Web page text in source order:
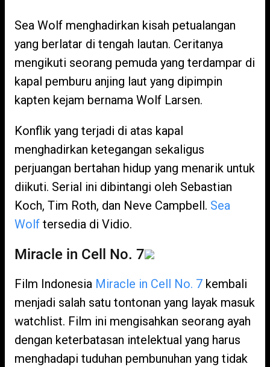
Sea Wolf menghadirkan kisah petualangan
yang berlatar di tengah lautan. Ceritanya
mengikuti seorang pemuda yang terdampar di
kapal pemburu anjing laut yang dipimpin
kapten kejam bernama Wolf Larsen.
Konflik yang terjadi di atas kapal
menghadirkan ketegangan sekaligus
perjuangan bertahan hidup yang menarik untuk
diikuti. Serial ini dibintangi oleh Sebastian
Koch, Tim Roth, dan Neve Campbell. Sea
Wolf tersedia di Vidio.
Miracle in Cell No. 7
Film Indonesia Miracle in Cell No. 7 kembali
menjadi salah satu tontonan yang layak masuk
watchlist. Film ini mengisahkan seorang ayah
dengan keterbatasan intelektual yang harus
menghadapi tuduhan pembunuhan yang tidak